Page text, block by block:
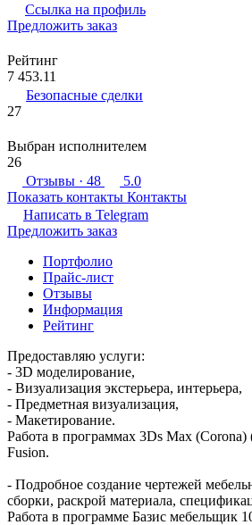
Ссылка на профиль
Предложить заказ
Рейтинг
7 453.11
Безопасные сделки
27
Выбран исполнителем
26
Отзывы · 48
5.0
Показать контакты Контакты
Написать в Telegram
Предложить заказ
Портфолио
Прайс-лист
Отзывы
Информация
Рейтинг
Предоставляю услуги:
- 3D моделирование,
- Визуализация экстерьера, интерьера,
- Предметная визуализация,
- Макетирование.
Работа в программах 3Ds Max (Corona)
Fusion.
- Подробное создание чертежей
сборки, раскрой материала,
Работа в программе Базис мебельщик